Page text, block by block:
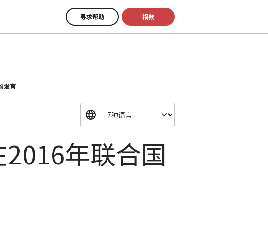
寻求帮助 捐款
发言
年联合国